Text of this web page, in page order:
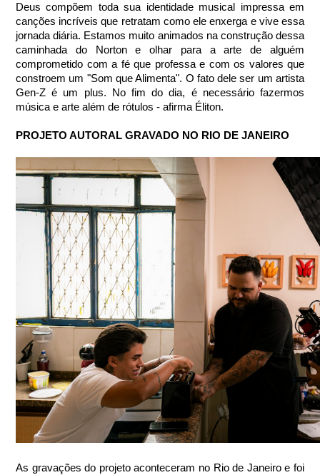
Deus compõem toda sua identidade musical impressa em
canções incríveis que retratam como ele enxerga e vive essa
jornada diária. Estamos muito animados na construção dessa
caminhada do Norton e olhar para a arte de alguém
comprometido com a fé que professa e com os valores que
constroem um "Som que Alimenta". O fato dele ser um artista
Gen-Z é um plus. No fim do dia, é necessário fazermos
música e arte além de rótulos - afirma Éliton.
PROJETO AUTORAL GRAVADO NO RIO DE JANEIRO
As gravações do projeto aconteceram no Rio de Janeiro e foi